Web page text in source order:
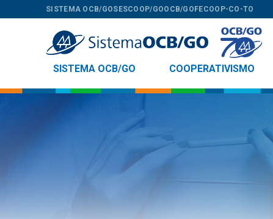
SISTEMA OCB/GOSESCOOP/GOOCB/GOFECOOP-CO-TO
SISTEMA OCB/GO COOPERATIVISMO